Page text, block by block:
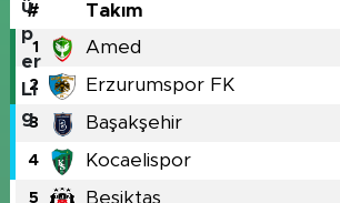
# Takım
1 Amed
2 Erzurumspor FK
3 Başakşehir
4 Kocaelispor
5 Beşiktaş